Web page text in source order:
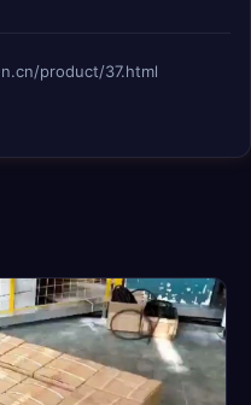
product/37.html